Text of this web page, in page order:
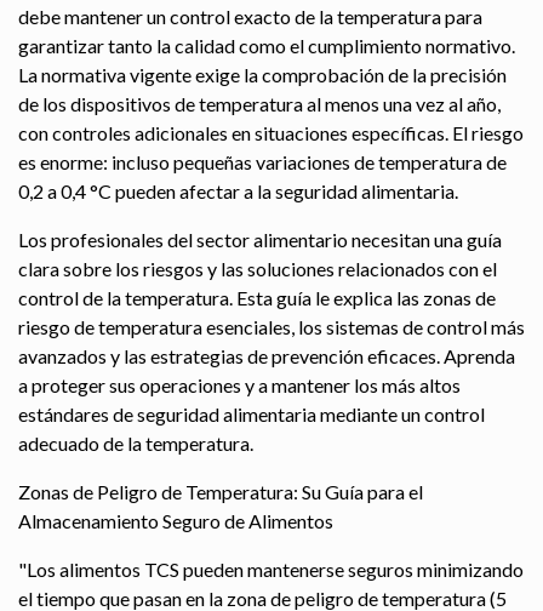
debe mantener un control exacto de la temperatura para
garantizar tanto la calidad como el cumplimiento normativo.
La normativa vigente exige la comprobación de la precisión
de los dispositivos de temperatura al menos una vez al año,
con controles adicionales en situaciones específicas. El riesgo
es enorme: incluso pequeñas variaciones de temperatura de
0,2 a 0,4 °C pueden afectar a la seguridad alimentaria.
Los profesionales del sector alimentario necesitan una guía
clara sobre los riesgos y las soluciones relacionados con el
control de la temperatura. Esta guía le explica las zonas de
riesgo de temperatura esenciales, los sistemas de control más
avanzados y las estrategias de prevención eficaces. Aprenda
a proteger sus operaciones y a mantener los más altos
estándares de seguridad alimentaria mediante un control
adecuado de la temperatura.
Zonas de Peligro de Temperatura: Su Guía para el
Almacenamiento Seguro de Alimentos
"Los alimentos TCS pueden mantenerse seguros minimizando
el tiempo que pasan en la zona de peligro de temperatura (5